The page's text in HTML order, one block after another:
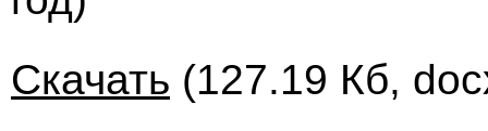
Скачать (127.19 Кб,